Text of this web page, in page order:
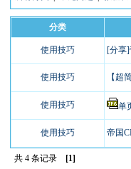
分类
使用技巧 [分享
使用技巧 【超
使用技巧 单
使用技巧 帝国
共 4 条记录 [1]